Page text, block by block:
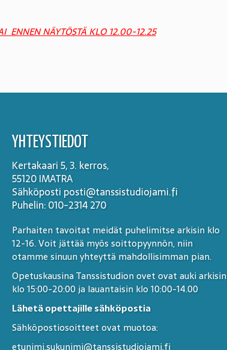
ENNEN NÄYTÖSTÄ KLO 12.00-12.25
YHTEYSTIEDOT
Kertakaari 5, 3. kerros,
55120 IMATRA
Sähköposti posti@tanssistudiojami.fi
Puhelin: 010-2314 270
Parhaiten tavoitat meidät puhelimitse arkisin klo
12-16. Voit jättää myös soittopyynnön, niin
otamme sinuun yhteyttä mahdollisimman pian.
Opetuskausina Tanssistudion ovet ovat auki arkisin
klo 15:00-20:00 ja lauantaisin klo 10:00-14.00
Lähetä opettajille sähköpostia
Sähköpostiosoitteet ovat muotoa:
etunimi.sukunimi@tanssistudiojami.fi